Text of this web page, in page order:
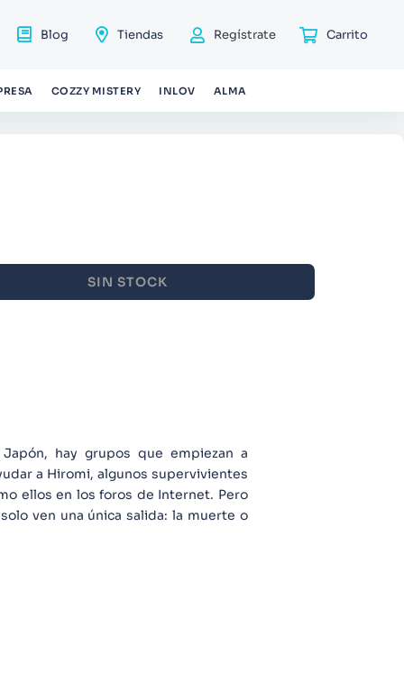
Blog Tiendas Regístrate
COZZY MISTERY INLOV ALMA
SIN STOCK
hay grupos que empiezan a
a Hiromi, algunos supervivientes
ellos en los foros de Internet. Pero
ven una única salida: la muerte o